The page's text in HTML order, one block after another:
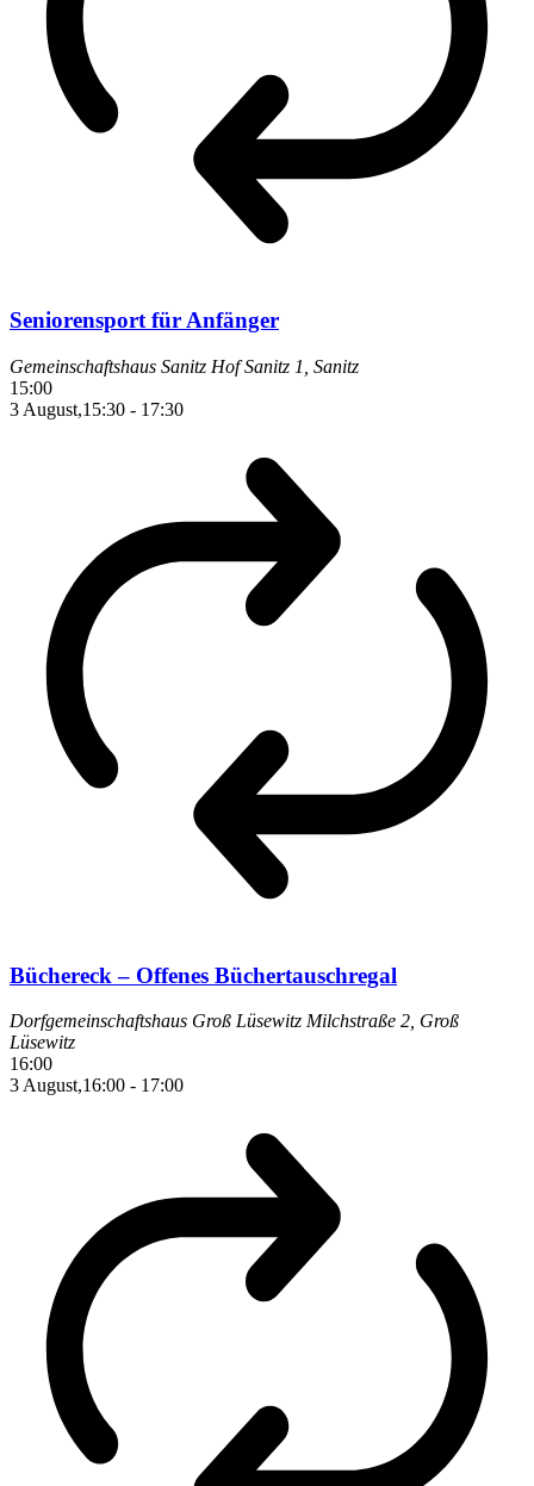
Seniorensport für Anfänger
Gemeinschaftshaus Sanitz Hof Sanitz 1, Sanitz
15:00
3 August,15:30 - 17:30
Büchereck – Offenes Büchertauschregal
Dorfgemeinschaftshaus Groß Lüsewitz Milchstraße 2, Groß
Lüsewitz
16:00
3 August,16:00 - 17:00